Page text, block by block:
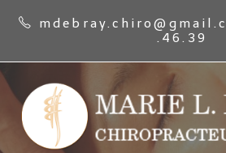
.46.39